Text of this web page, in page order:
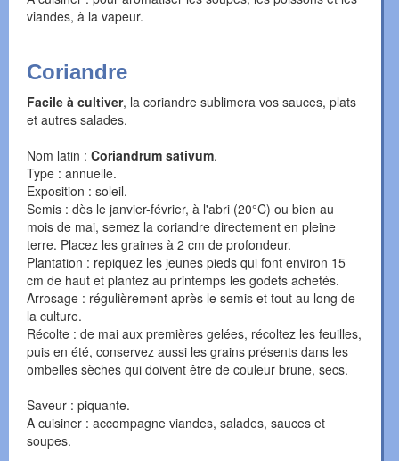
viandes, à la vapeur.
Coriandre
Facile à cultiver, la coriandre sublimera vos sauces, plats
et autres salades.
Nom latin : Coriandrum sativum.
Type : annuelle.
Exposition : soleil.
Semis : dès le janvier-février, à l'abri (20°C) ou bien au
mois de mai, semez la coriandre directement en pleine
terre. Placez les graines à 2 cm de profondeur.
Plantation : repiquez les jeunes pieds qui font environ 15
cm de haut et plantez au printemps les godets achetés.
Arrosage : régulièrement après le semis et tout au long de
la culture.
Récolte : de mai aux premières gelées, récoltez les feuilles,
puis en été, conservez aussi les grains présents dans les
ombelles sèches qui doivent être de couleur brune, secs.
Saveur : piquante.
A cuisiner : accompagne viandes, salades, sauces et
soupes.